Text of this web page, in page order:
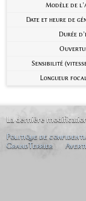
Modèle de
Date et heure de
Durée
Sensibilité
Longueur
La dernière
Politique de
GrandTerrier